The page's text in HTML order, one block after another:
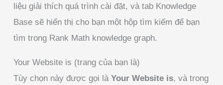
liệu giải thích quá trình cài đặt, và tab Knowledge
Base sẽ hiển thị cho bạn một hộp tìm kiếm để bạn
tìm trong Rank Math knowledge graph.
Your Website is (trang của bạn là)
Tùy chọn này được gọi là Your Website is, và trong